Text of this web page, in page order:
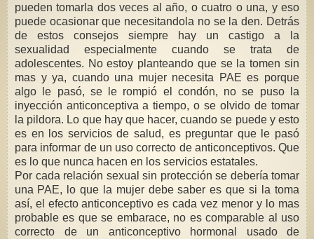
pueden tomarla dos veces al año, o cuatro o una, y eso
puede ocasionar que necesitandola no se la den. Detrás
de estos consejos siempre hay un castigo a la
sexualidad especialmente cuando se trata de
adolescentes. No estoy planteando que se la tomen sin
mas y ya, cuando una mujer necesita PAE es porque
algo le pasó, se le rompió el condón, no se puso la
inyección anticonceptiva a tiempo, o se olvido de tomar
la pildora. Lo que hay que hacer, cuando se puede y esto
es en los servicios de salud, es preguntar que le pasó
para informar de un uso correcto de anticonceptivos. Que
es lo que nunca hacen en los servicios estatales.
Por cada relación sexual sin protección se debería tomar
una PAE, lo que la mujer debe saber es que si la toma
así, el efecto anticonceptivo es cada vez menor y lo mas
probable es que se embarace, no es comparable al uso
correcto de un anticonceptivo hormonal usado de